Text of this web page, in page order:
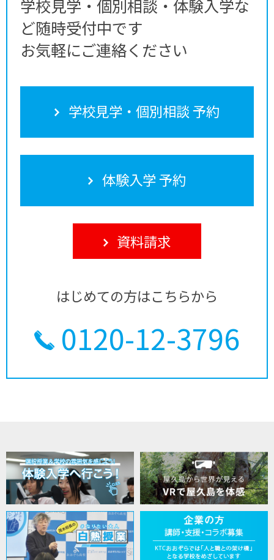
学校見学・個別相談・体験入学な
ど随時受付中です
お気軽にご連絡ください
学校見学・個別相談 予約
体験入学 予約
資料請求
はじめての方はこちらから
0120-12-3796